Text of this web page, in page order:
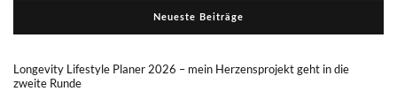
Neueste Beiträge
Longevity Lifestyle Planer 2026 – mein Herzensprojekt geht in die
zweite Runde